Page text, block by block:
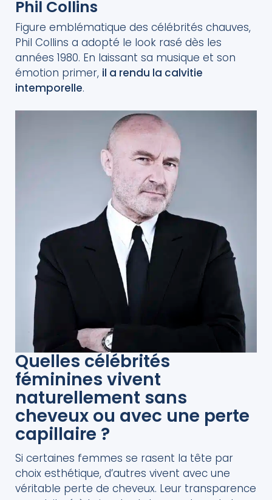
Phil Collins
Figure emblématique des célébrités chauves,
Phil Collins a adopté le look rasé dès les
années 1980. En laissant sa musique et son
émotion primer, il a rendu la calvitie
intemporelle.
Quelles célébrités
féminines vivent
naturellement sans
cheveux ou avec une perte
capillaire ?
Si certaines femmes se rasent la tête par
choix esthétique, d’autres vivent avec une
véritable perte de cheveux. Leur transparence